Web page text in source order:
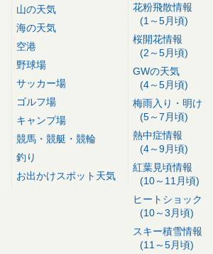
山の天気
海の天気
空港
野球場
サッカー場
ゴルフ場
キャンプ場
競馬・競艇・競輪
釣り
お出かけスポット天気
花粉飛散情報
(1～5月頃)
桜開花情報
(2～5月頃)
GWの天気
(4～5月頃)
梅雨入り・明け
(5～7月頃)
熱中症情報
(4～9月頃)
紅葉見頃情報
(10～11月頃)
ヒートショック
(10～3月頃)
スキー積雪情報
(11～5月頃)